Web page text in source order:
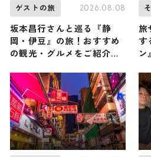
ゲストの旅 2026.08.08
坂本昌行さんと巡る『静
岡・伊豆』の旅！おすすめ
の観光・グルメをご紹介
旅
す